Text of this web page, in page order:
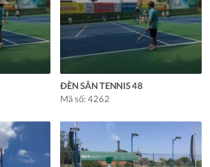
ĐÈN SÂN TENNIS 48
Mã số: 4262